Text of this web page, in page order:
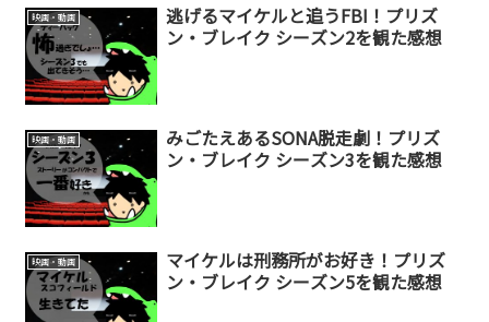
映画・動画
逃げるマイケルと追うFBI！プリズ
ン・ブレイク シーズン2を観た感想
映画・動画
みごたえあるSONA脱走劇！プリズ
ン・ブレイク シーズン3を観た感想
映画・動画
マイケルは刑務所がお好き！プリズ
ン・ブレイク シーズン5を観た感想